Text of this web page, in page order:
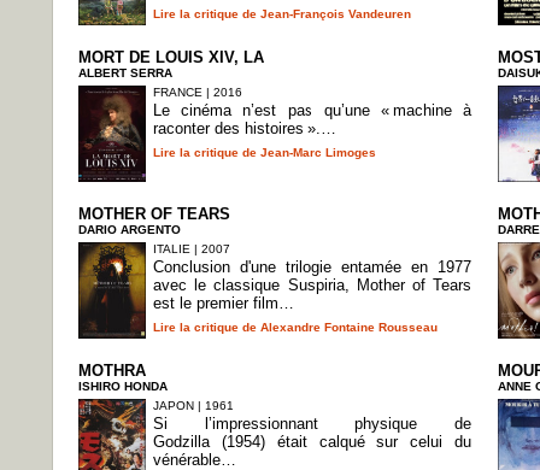
Lire la critique de Jean-François Vandeuren
MORT DE LOUIS XIV, LA
ALBERT SERRA
FRANCE | 2016
Le cinéma n’est pas qu’une « machine à
raconter des histoires ».…
Lire la critique de Jean-Marc Limoges
MOTHER OF TEARS
DARIO ARGENTO
ITALIE | 2007
Conclusion d'une trilogie entamée en 1977
avec le classique Suspiria, Mother of Tears
est le premier film…
Lire la critique de Alexandre Fontaine Rousseau
MOTHRA
ISHIRO HONDA
JAPON | 1961
Si l’impressionnant physique de
Godzilla (1954) était calqué sur celui du
vénérable…
ANNE